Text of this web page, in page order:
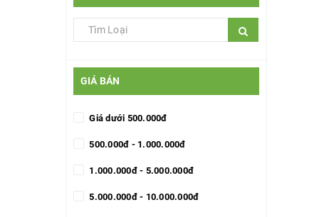
GIÁ BÁN
Giá dưới 500.000đ
500.000đ - 1.000.000đ
1.000.000đ - 5.000.000đ
5.000.000đ - 10.000.000đ